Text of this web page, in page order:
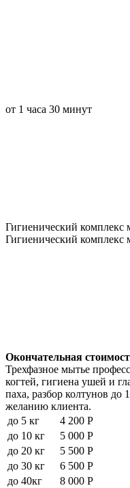
от 1 часа 30 минут
Гигиенический
Гигиенический
Окончательная
Трехфазное мытье
когтей, гигиена ушей и
паха, разбор колтунов
желанию клиента.
до 5 кг
4 200 Р
до 10 кг
5 000 Р
до 20 кг
5 500 Р
до 30 кг
6 500 Р
до 40кг
8 000 Р